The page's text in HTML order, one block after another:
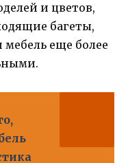
и цветов,
багеты,
еще более